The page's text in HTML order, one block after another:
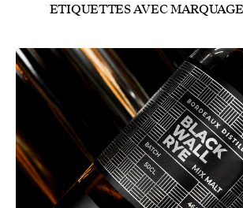
ETIQUETTES AVEC